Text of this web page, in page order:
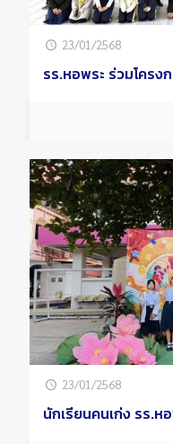
23/01/2568
รร.หอพระ ร่วมโครง
23/01/2568
นักเรียนคนเก่ง รร.ห